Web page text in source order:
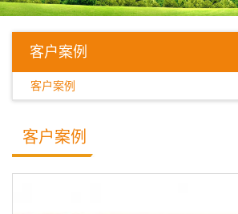
客户案例
客户案例
客户案例